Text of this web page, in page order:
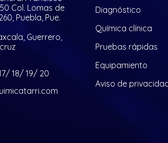
Col. Lomas de
Puebla, Pue.
Guerrero,
18/ 19/ 20
Diagnóstico
Química clínica
Pruebas rápidas
Equipamiento
Aviso de